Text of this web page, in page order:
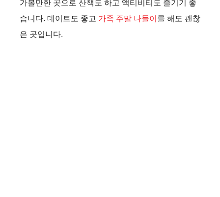
가볼만한 곳으로 산책도 하고 액티비티도 즐기기 좋
습니다. 데이트도 좋고 가족 주말 나들이 를 해도 괜찮
은 곳입니다.